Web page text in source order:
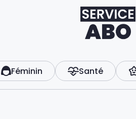
Féminin Santé